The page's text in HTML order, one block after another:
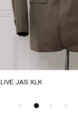
JAS XLK